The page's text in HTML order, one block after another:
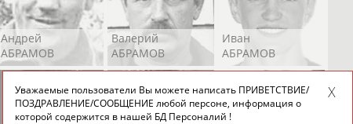
Андрей
АБРАМОВ
Валерий
АБРАМОВ
Иван
АБРАМОВ
Уважаемые пользователи Вы можете написать ПРИВЕТСТВИЕ/
ПОЗДРАВЛЕНИЕ/СООБЩЕНИЕ любой персоне, информация о
которой содержится в нашей БД Персоналий !